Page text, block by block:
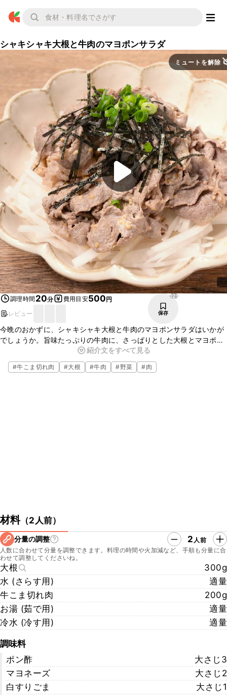
シャキシャキ大根と牛肉のマヨポンサラダ
ミュートを解除
調理時間 20分 費用目安500円
レビュー
121
保存
今晩のおかずに、シャキシャキ大根と牛肉のマヨポンサラダはいかが
でしょうか。旨味たっぷりの牛肉に、さっぱりとした大根とマヨポン
ドレッシングがよく合い、ごはんのおかずだけでなく、お酒のおつま
みにもぴったりですよ。
紹介文をすべて見る
#牛こま切れ肉 #大根 #牛肉 #野菜 #肉
材料（2人前）
分量の調整 2 人前
人数に合わせて分量を調整できます。料理の時間や火加減など、手順も分量に合
わせて調整してくださいね。
大根
300g
水 (さらす用)
適量
牛こま切れ肉
200g
お湯 (茹で用)
適量
冷水 (冷す用)
適量
調味料
ポン酢
大さじ3
マヨネーズ
大さじ2
白すりごま
大さじ1